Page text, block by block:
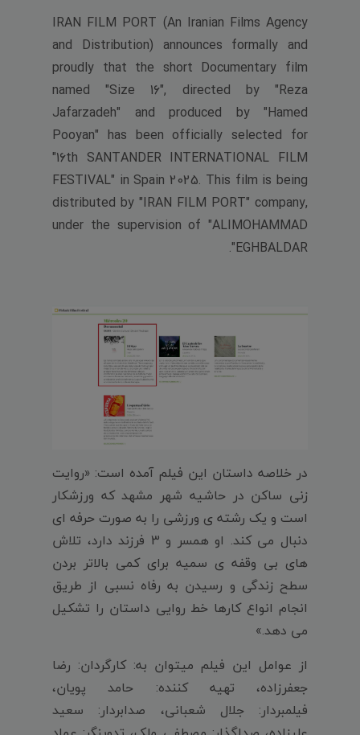
IRAN FILM PORT (An Iranian Films Agency
and Distribution) announces formally and
proudly that the short Documentary film
named "Size 16", directed by "Reza
Jafarzadeh" and produced by "Hamed
Pooyan" has been officially selected for
"16th SANTANDER INTERNATIONAL FILM
FESTIVAL" in Spain 2025. This film is being
distributed by "IRAN FILM PORT" company,
under the supervision of "ALIMOHAMMAD
EGHBALDAR".
در خلاصه داستان این فیلم آمده است: «روایت
زنی ساکن در حاشیه شهر مشهد که ورزشکار
است و یک رشته ی ورزشی را به صورت حرفه ای
دنبال می کند. او همسر و 3 فرزند دارد، تلاش
های بی وقفه ی سمیه برای کمی بالاتر بردن
سطح زندگی و رسیدن به رفاه نسبی از طریق
انجام انواع کارها خط روایی داستان را تشکیل
می دهد.»
از عوامل این فیلم میتوان به: کارگردان: رضا
جعفرزاده، تهیه کننده: حامد پویان،
فیلمبردار: جلال شعبانی، صدابردار: سعید